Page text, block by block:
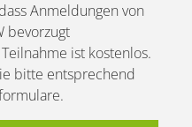
Anmeldungen von
bevorzugt
ist kostenlos.
bitte entsprechend